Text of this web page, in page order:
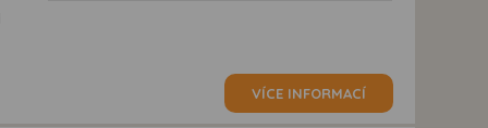
VÍCE INFORMACÍ